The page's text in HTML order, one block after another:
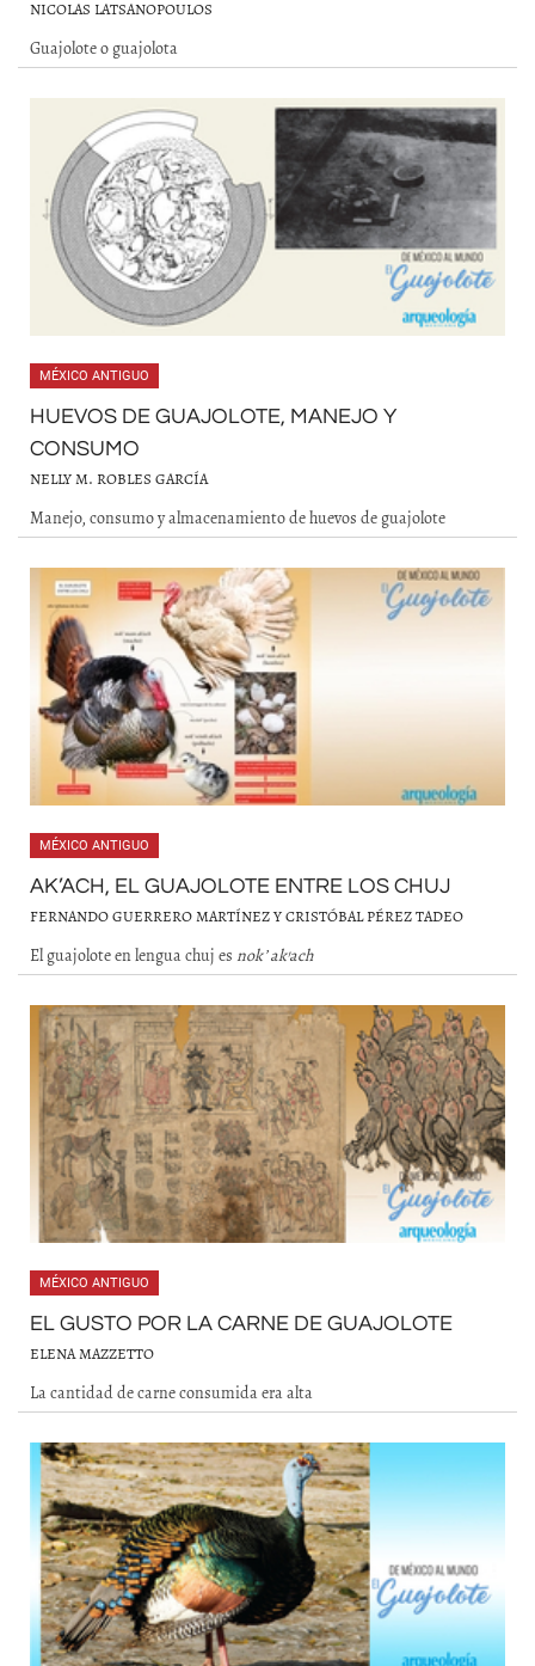
NICOLAS LATSANOPOULOS
Guajolote o guajolota
MÉXICO ANTIGUO
HUEVOS DE GUAJOLOTE, MANEJO Y
CONSUMO
NELLY M. ROBLES GARCÍA
Manejo, consumo y almacenamiento de huevos de guajolote
MÉXICO ANTIGUO
AK’ACH, EL GUAJOLOTE ENTRE LOS CHUJ
FERNANDO GUERRERO MARTÍNEZ Y CRISTÓBAL PÉREZ TADEO
El guajolote en lengua chuj es nok’ ak’ach
MÉXICO ANTIGUO
EL GUSTO POR LA CARNE DE GUAJOLOTE
ELENA MAZZETTO
La cantidad de carne consumida era alta